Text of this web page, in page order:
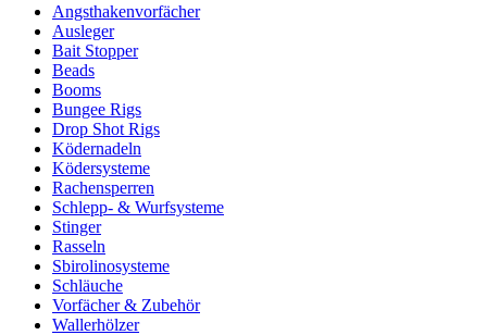
Angsthakenvorfächer
Ausleger
Bait Stopper
Beads
Booms
Bungee Rigs
Drop Shot Rigs
Ködernadeln
Ködersysteme
Rachensperren
Schlepp- & Wurfsysteme
Stinger
Rasseln
Sbirolinosysteme
Schläuche
Vorfächer & Zubehör
Wallerhölzer